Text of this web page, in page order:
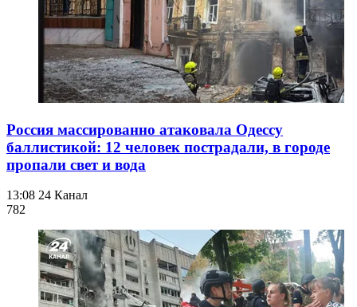
Россия массированно атаковала Одессу
баллистикой: 12 человек пострадали, в городе
пропали свет и вода
13:08 24 Канал
782